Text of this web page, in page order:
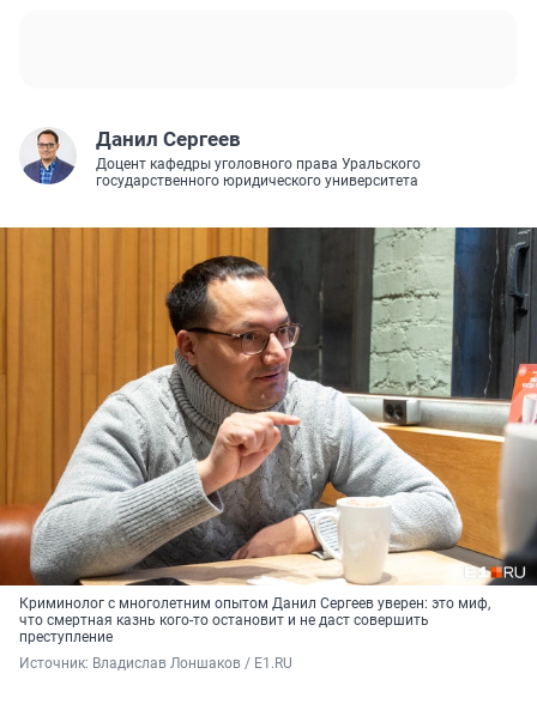
Данил Сергеев
Доцент кафедры уголовного права Уральского
государственного юридического университета
Криминолог с многолетним опытом Данил Сергеев уверен: это миф,
что смертная казнь кого-то остановит и не даст совершить
преступление
Источник: Владислав Лоншаков / E1.RU